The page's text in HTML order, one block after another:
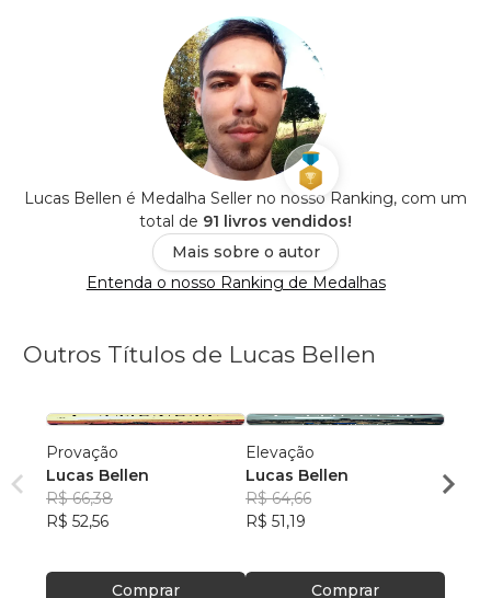
Lucas Bellen é Medalha Seller no nosso Ranking, com um
total de 91 livros vendidos!
Mais sobre o autor
Entenda o nosso Ranking de Medalhas
Outros Títulos de Lucas Bellen
Provação
Lucas Bellen
R$ 66,38
R$ 52,56
Comprar
Elevação
Lucas Bellen
R$ 64,66
R$ 51,19
Comprar
R$